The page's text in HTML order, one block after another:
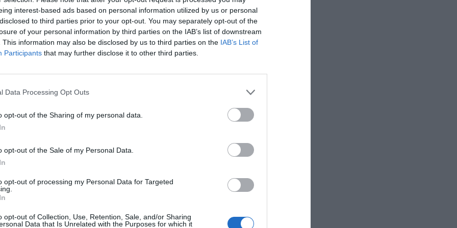
interest-based ads based on personal information utilized by us or personal
to third parties prior to your opt-out. You may separately opt-out of the
of your personal information by third parties on the IAB’s list of downstream
This information may also be disclosed by us to third parties on the IAB’s List of
Participants that may further disclose it to other third parties.
Data Processing Opt Outs
opt-out of the Sharing of my personal data.
opt-out of the Sale of my Personal Data.
opt-out of processing my Personal Data for Targeted
opt-out of Collection, Use, Retention, Sale, and/or Sharing
Data that Is Unrelated with the Purposes for which it
una indemnización de 210 millones de euros por
su parte, reclamó 194 millones de euros a la compañía que
y Tatxo Benet, por considerar que no había presentado
suficientes. No obstante, la memoria anual del grupo
en la extensión solicitada por la liga”, aseguran.
en Italia se produjo tras una demanda de Sky, que logró
que iba a suponer la entrada de 1.050 millones de euros.
una interpretación de la ley que imposibilitaría que la
firmando contratos por debajo del precio que pagaba
de lo que venía obteniendo. El contrato actual, que
2021, está valorado en 973 millones de euros anuales en
860 millones que quería la Serie A. Dazn, por su parte,